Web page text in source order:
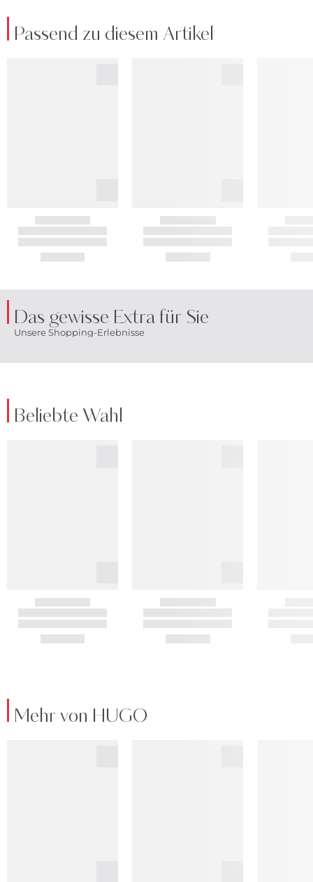
Passend zu diesem Artikel
Das gewisse Extra für Sie
Unsere Shopping-Erlebnisse
Beliebte Wahl
Mehr von HUGO